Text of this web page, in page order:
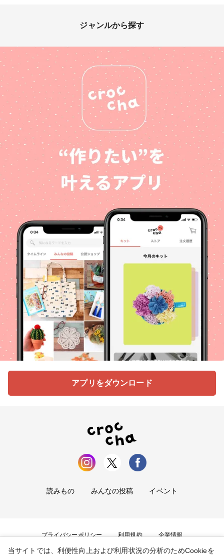
ジャンルから探す
アプリをダウンロード
読みもの みんなの投稿 イベント
プライバシーポリシー 利用規約 企業情報
お問い合わせ
当サイトでは、利便性向上および利用状況の分析のためCookieを